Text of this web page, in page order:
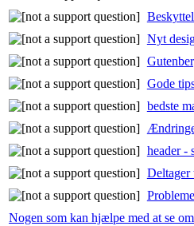
Nyt
Gode
bedste
header -
Nogen som kan hjælpe med at se